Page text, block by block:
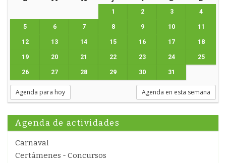
1 2 3 4
5 6 7 8 9 10 11
12 13 14 15 16 17 18
19 20 21 22 23 24 25
26 27 28 29 30 31
Agenda para hoy Agenda en esta semana
Agenda de actividades
Carnaval
Certámenes - Concursos